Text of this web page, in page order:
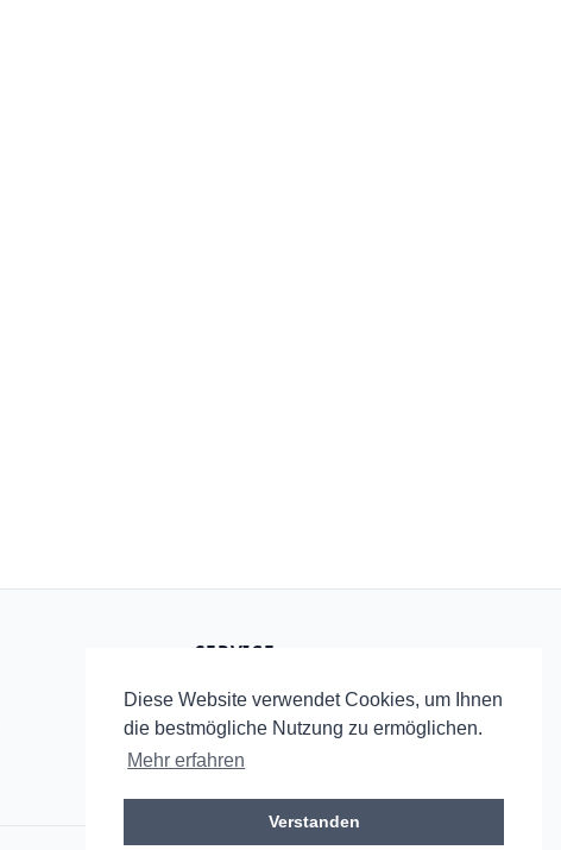
Diese Website verwendet Cookies, um Ihnen
die bestmögliche Nutzung zu ermöglichen.
Mehr erfahren
Verstanden
SERVICE
Startseite
RSS